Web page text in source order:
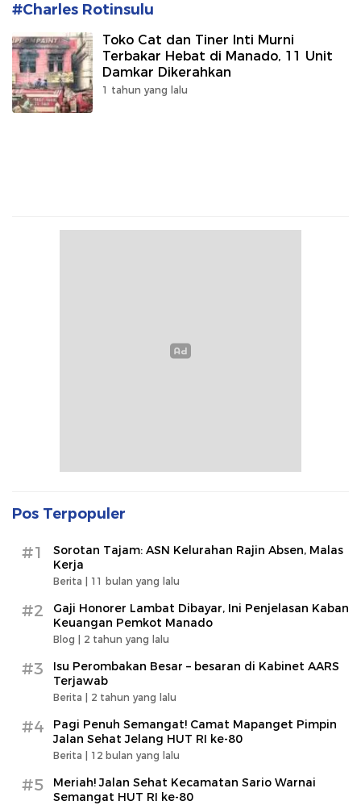
#Charles Rotinsulu
Toko Cat dan Tiner Inti Murni
Terbakar Hebat di Manado, 11 Unit
Damkar Dikerahkan
1 tahun yang lalu
Pos Terpopuler
#1
Sorotan Tajam: ASN Kelurahan Rajin Absen, Malas
Kerja
Berita | 11 bulan yang lalu
#2
Gaji Honorer Lambat Dibayar, Ini Penjelasan Kaban
Keuangan Pemkot Manado
Blog | 2 tahun yang lalu
#3
Isu Perombakan Besar – besaran di Kabinet AARS
Terjawab
Berita | 2 tahun yang lalu
#4
Pagi Penuh Semangat! Camat Mapanget Pimpin
Jalan Sehat Jelang HUT RI ke-80
Berita | 12 bulan yang lalu
#5
Meriah! Jalan Sehat Kecamatan Sario Warnai
Semangat HUT RI ke-80